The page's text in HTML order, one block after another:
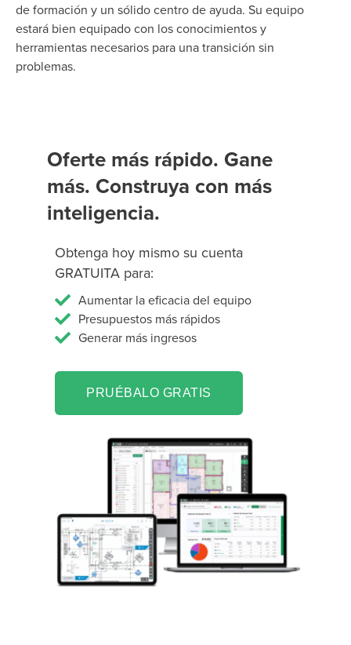
de formación y un sólido centro de ayuda. Su equipo
estará bien equipado con los conocimientos y
herramientas necesarios para una transición sin
problemas.
Oferte más rápido. Gane
más. Construya con más
inteligencia.
Obtenga hoy mismo su cuenta
GRATUITA para:
Aumentar la eficacia del equipo
Presupuestos más rápidos
Generar más ingresos
PRUÉBALO GRATIS